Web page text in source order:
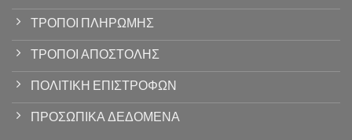
ΤΡΟΠΟΙ ΠΛΗΡΩΜΗΣ
ΤΡΟΠΟΙ ΑΠΟΣΤΟΛΗΣ
ΠΟΛΙΤΙΚΗ ΕΠΙΣΤΡΟΦΩΝ
ΠΡΟΣΩΠΙΚΑ ΔΕΔΟΜΕΝΑ